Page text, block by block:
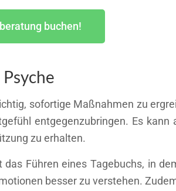
buchen!
sofortige Maßnahmen zu
entgegenzubringen. Es
zu erhalten.
Führen eines Tagebuchs, in
besser zu verstehen.